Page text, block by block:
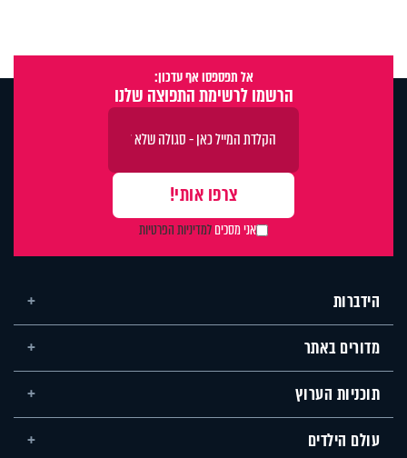
אל תפספסו אף עדכון:
הרשמו לרשימת התפוצה שלנו
אני מסכיםלמדיניות הפרטיות
הידברות
מדורים באתר
תוכניות הערוץ
עולם הילדים